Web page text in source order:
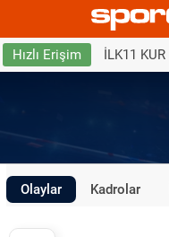
Hızlı Erişim İLK11 KUR
Olaylar Kadrolar